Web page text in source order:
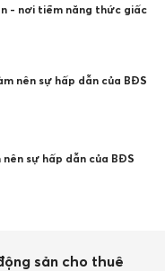
- nơi tiềm năng thức giấc
nên sự hấp dẫn của BĐS
sự hấp dẫn của BĐS
sản cho thuê